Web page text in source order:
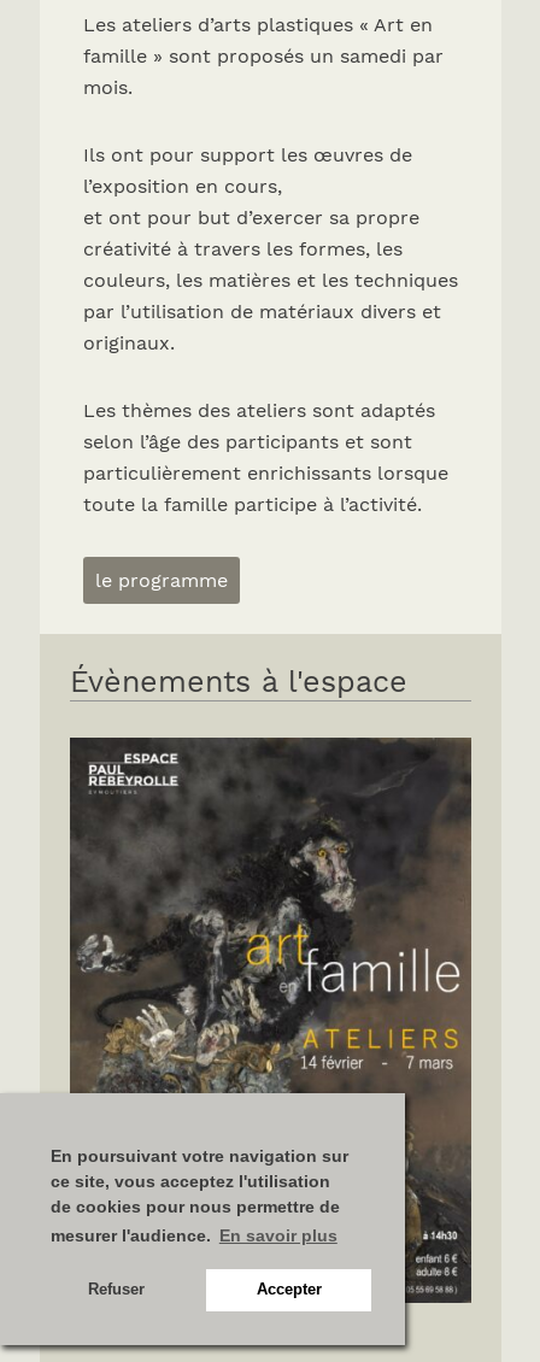
En poursuivant votre navigation sur
ce site, vous acceptez l'utilisation
de cookies pour nous permettre de
mesurer l'audience. En savoir plus
Refuser Accepter
Les ateliers d’arts plastiques « Art en
famille » sont proposés un samedi par
mois.
Ils ont pour support les œuvres de
l’exposition en cours,
et ont pour but d’exercer sa propre
créativité à travers les formes, les
couleurs, les matières et les techniques
par l’utilisation de matériaux divers et
originaux.
Les thèmes des ateliers sont adaptés
selon l’âge des participants et sont
particulièrement enrichissants lorsque
toute la famille participe à l’activité.
le programme
Évènements à l'espace